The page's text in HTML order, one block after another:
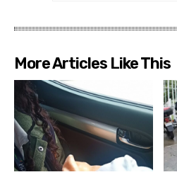
More Articles Like This